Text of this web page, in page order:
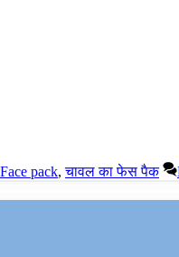
Face pack,चावल का फेस पैक